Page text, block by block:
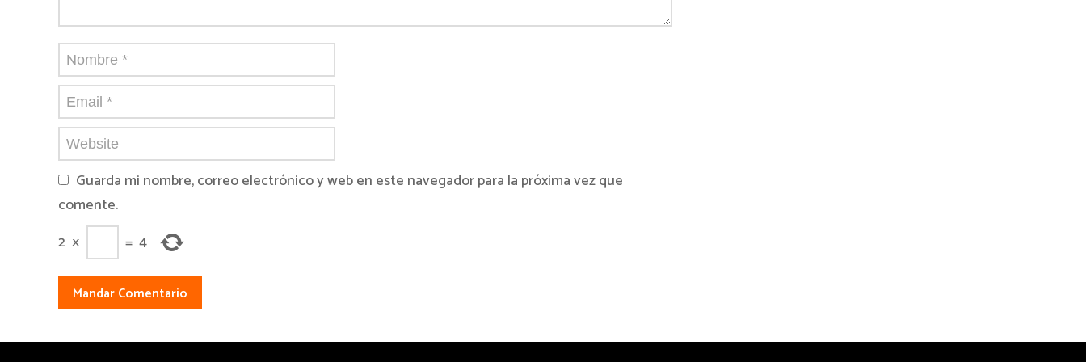
Guarda mi nombre, correo electrónico y web en este navegador para la próxima vez que
comente.
2 × = 4